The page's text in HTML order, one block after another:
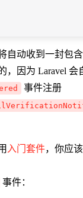
自动收到一封包
，因为 Laravel 会
事件注册
入门套件，你应
事件：